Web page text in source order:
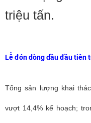
triệu tấn.
Lễ đón dòng dầu đầu tiên
Tổng sản lượng khai
vượt 14,4% kế hoạch;